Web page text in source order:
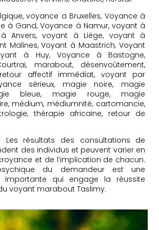
voyance a Bruxelles, Voyance à
à Gand, Voyance à Namur, voyant à
Anvers, voyant à Liège, voyant à
Malines, Voyant à Maastrich, Voyant
à Huy, Voyance à Bastogne,
marabout, désenvoûtement,
affectif immédiat, voyant par
sérieux, magie noire, magie
bleue, magie rouge, magie
médium, médiumnité, cartomancie,
thérapie africaine, retour de
Les résultats des consultations de
des individus et peuvent varier en
et de l’implication de chacun.
du demandeur est une
importante qui engage la réussite
voyant marabout Taslimy.